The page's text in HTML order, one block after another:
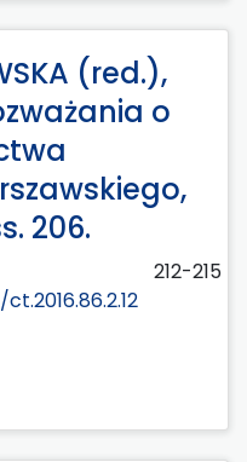
(red.),
o
206.
212-215